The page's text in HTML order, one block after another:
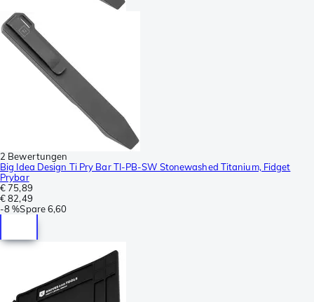
2 Bewertungen
Big Idea Design Ti Pry Bar TI-PB-SW Stonewashed Titanium, Fidget
Prybar
€ 75,89
€ 82,49
-8 %Spare6,60